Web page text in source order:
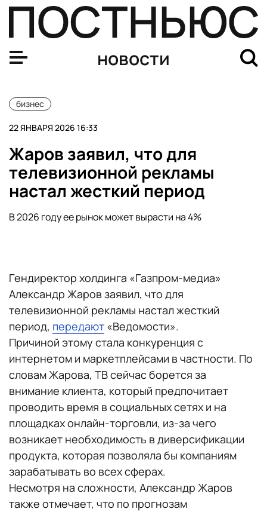
новости
бизнес
22 ЯНВАРЯ 2026 16:33
Жаров заявил, что для
телевизионной рекламы
настал жесткий период
В 2026 году ее рынок может вырасти на 4%
Гендиректор холдинга «Газпром-медиа»
Александр Жаров заявил, что для
телевизионной рекламы настал жесткий
период, передают «Ведомости».
Причиной этому стала конкуренция с
интернетом и маркетплейсами в частности. По
словам Жарова, ТВ сейчас борется за
внимание клиента, который предпочитает
проводить время в социальных сетях и на
площадках онлайн-торговли, из-за чего
возникает необходимость в диверсификации
продукта, которая позволяла бы компаниям
зарабатывать во всех сферах.
Несмотря на сложности, Александр Жаров
также отмечает, что по прогнозам
Краснодарский край, Крым и Дагестан стали